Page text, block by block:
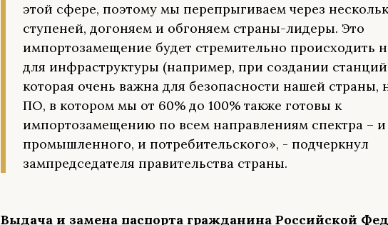
этой сфере, поэтому мы перепрыгиваем через
ступеней, догоняем и обгоняем страны-лидеры. Это
импортозамещение будет стремительно происходить
для инфраструктуры (например, при создании станций
которая очень важна для безопасности нашей страны,
ПО, в котором мы от 60% до 100% также готовы к
импортозамещению по всем направлениям спектра – и
промышленного, и потребительского», - подчеркнул
зампредседателя правительства страны.
Выдача и замена паспорта гражданина Российской